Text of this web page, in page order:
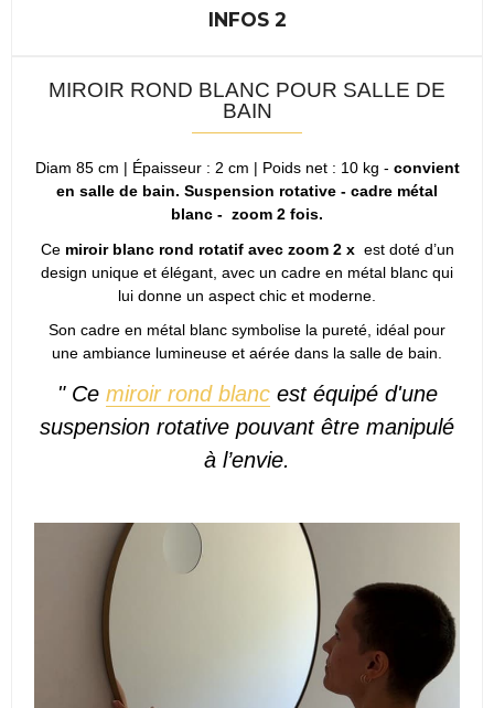
INFOS 2
MIROIR ROND BLANC POUR SALLE DE
BAIN
Diam 85 cm | Épaisseur : 2 cm | Poids net : 10 kg - convient
en salle de bain. Suspension rotative - cadre métal
blanc - zoom 2 fois.
Cemiroir blanc rond rotatif avec zoom 2 x est doté d’un
design unique et élégant, avec un cadre en métal blanc qui
lui donne un aspect chic et moderne.
Son cadre en métal blanc symbolise la pureté, idéal pour
une ambiance lumineuse et aérée dans la salle de bain.
" Ce miroir rond blancest équipé d'une
suspension rotative pouvant être manipulé
à l’envie.